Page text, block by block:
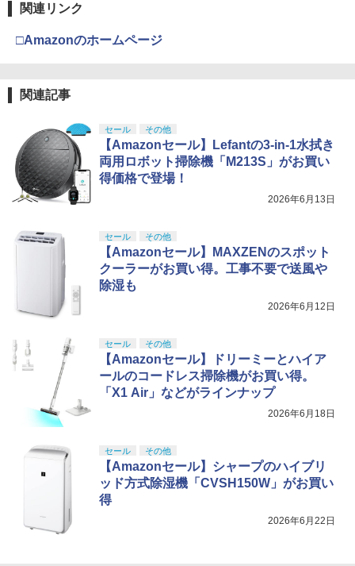
関連リンク
□Amazonのホームページ
関連記事
セール その他
【Amazonセール】Lefantの3-in-1水拭き
両用ロボット掃除機「M213S」がお買い
得価格で登場！
2026年6月13日
セール その他
【Amazonセール】MAXZENのスポット
クーラーがお買い得。工事不要で送風や
除湿も
2026年6月12日
セール その他
【Amazonセール】ドリーミーとハイア
ールのコードレス掃除機がお買い得。
「X1 Air」などがラインナップ
2026年6月18日
セール その他
【Amazonセール】シャープのハイブリ
ッド方式除湿機「CVSH150W」がお買い
得
2026年6月22日